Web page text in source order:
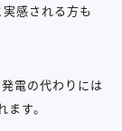
感される方も
電の代わりには
す。